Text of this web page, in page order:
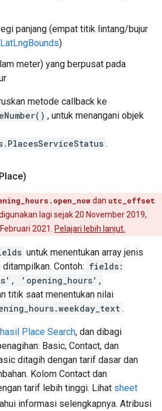
panjang (empat titik lintang/bujur
)
meter) yang berpusat pada
metode callback ke
, untuk menangani objek
.
dan utc_offset
lagi sejak 20 November 2019,
2021.
Pelajari lebih lanjut.
untuk menentukan array jenis
Contoh: fields:
'opening_hours',
titik saat menentukan nilai
.
hasil Place Search, dan dibagi
Basic, Contact, dan
ditagih dengan tarif dasar dan
Kolom Contact dan
tarif lebih tinggi. Lihat sheet
informasi selengkapnya. Atribusi